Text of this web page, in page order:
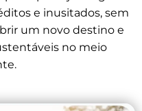
e inusitados, sem
um novo destino e
no meio